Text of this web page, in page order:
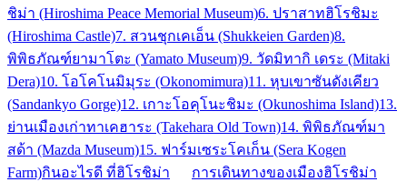
ชิม่า (Hiroshima Peace Memorial Museum)6. ปราสาทฮิโรชิมะ
(Hiroshima Castle)7. สวนชุกเคเอ็น (Shukkeien Garden)8.
พิพิธภัณฑ์ยามาโตะ (Yamato Museum)9. วัดมิทากิ เดระ (Mitaki
Dera)10. โอโคโนมิมุระ (Okonomimura)11. หุบเขาซันดังเคียว
(Sandankyo Gorge)12. เกาะโอคุโนะชิมะ (Okunoshima Island)13.
ย่านเมืองเก่าทาเคฮาระ (Takehara Old Town)14. พิพิธภัณฑ์มา
สด้า (Mazda Museum)15. ฟาร์มเซระโคเก็น (Sera Kogen
Farm)กินอะไรดี ที่ฮิโรชิม่า
การเดินทางของเมืองฮิโรชิม่า